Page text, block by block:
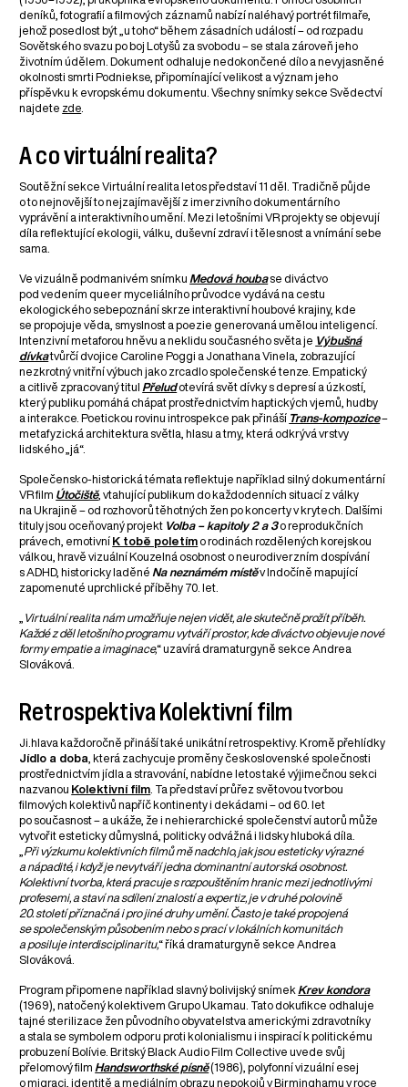
deníků, fotografií a filmových záznamů nabízí naléhavý portrét filmaře,
jehož posedlost být „u toho“ během zásadních událostí – od rozpadu
Sovětského svazu po boj Lotyšů za svobodu – se stala zároveň jeho
životním údělem. Dokument odhaluje nedokončené dílo a nevyjasněné
okolnosti smrti Podniekse, připomínající velikost a význam jeho
příspěvku k evropskému dokumentu. Všechny snímky sekce Svědectví
najdete zde
A co virtuální realita?
Soutěžní sekce Virtuální realita letos představí 11 děl. Tradičně půjde
o to nejnovější to nejzajímavější z imerzivního dokumentárního
vyprávění a interaktivního umění. Mezi letošními VR projekty se objevují
díla reflektující ekologii, válku, duševní zdraví i tělesnost a vnímání sebe
sama.
Ve vizuálně podmanivém snímku Medová houbase diváctvo
pod vedením queer myceliálního průvodce vydává na cestu
ekologického sebepoznání skrze interaktivní houbové krajiny, kde
se propojuje věda, smyslnost a poezie generovaná umělou inteligencí.
Intenzivní metaforou hněvu a neklidu současného světa je Výbušná
dívkatvůrčí dvojice Caroline Poggi a Jonathana Vinela, zobrazující
nezkrotný vnitřní výbuch jako zrcadlo společenské tenze. Empatický
a citlivě zpracovaný titul Přeludotevírá svět dívky s depresí a úzkostí,
který publiku pomáhá chápat prostřednictvím haptických vjemů, hudby
a interakce. Poetickou rovinu introspekce pak přináší Trans-kompozice–
metafyzická architektura světla, hlasu a tmy, která odkrývá vrstvy
lidského „já“.
Společensko-historická témata reflektuje například silný dokumentární
VR film Útočiště, vtahující publikum do každodenních situací z války
na Ukrajině – od rozhovorů těhotných žen po koncerty v krytech. Dalšími
tituly jsou oceňovaný projekt Volba – kapitoly 2 a 3o reprodukčních
právech, emotivní K tobě poletím o rodinách rozdělených korejskou
válkou, hravě vizuální Kouzelná osobnost o neurodiverzním dospívání
s ADHD, historicky laděné Na neznámém místěv Indočíně mapující
zapomenuté uprchlické příběhy 70. let.
Virtuální realita nám umožňuje nejen vidět, ale skutečně prožít příběh.
Každé z děl letošního programu vytváří prostor, kde diváctvo objevuje nové
formy empatie a imaginace,“ uzavírá dramaturgyně sekce Andrea
Slováková.
Retrospektiva Kolektivní film
Ji.hlava každoročně přináší také unikátní retrospektivy. Kromě přehlídky
Jídlo a doba , která zachycuje proměny československé společnosti
prostřednictvím jídla a stravování, nabídne letos také výjimečnou sekci
nazvanou Kolektivní film . Ta představí průřez světovou tvorbou
filmových kolektivů napříč kontinenty i dekádami – od 60. let
po současnost – a ukáže, že i nehierarchické společenství autorů může
vytvořit esteticky důmyslná, politicky odvážná i lidsky hluboká díla.
Při výzkumu kolektivních filmů mě nadchlo, jak jsou esteticky výrazné
a nápadité, i když je nevytváří jedna dominantní autorská osobnost.
Kolektivní tvorba, která pracuje s rozpouštěním hranic mezi jednotlivými
profesemi, a staví na sdílení znalostí a expertiz, je v druhé polovině
20. století příznačná i pro jiné druhy umění. Často je také propojená
se společenským působením nebo s prací v lokálních komunitách
a posiluje interdisciplinaritu,“ říká dramaturgyně sekce Andrea
Slováková.
Program připomene například slavný bolivijský snímek Krev kondora
(1969), natočený kolektivem Grupo Ukamau. Tato dokufikce odhaluje
tajné sterilizace žen původního obyvatelstva americkými zdravotníky
a stala se symbolem odporu proti kolonialismu i inspirací k politickému
probuzení Bolívie. Britský Black Audio Film Collective uvede svůj
přelomový film Handsworthské písně(1986), polyfonní vizuální esej
o migraci, identitě a mediálním obrazu nepokojů v Birminghamu v roce